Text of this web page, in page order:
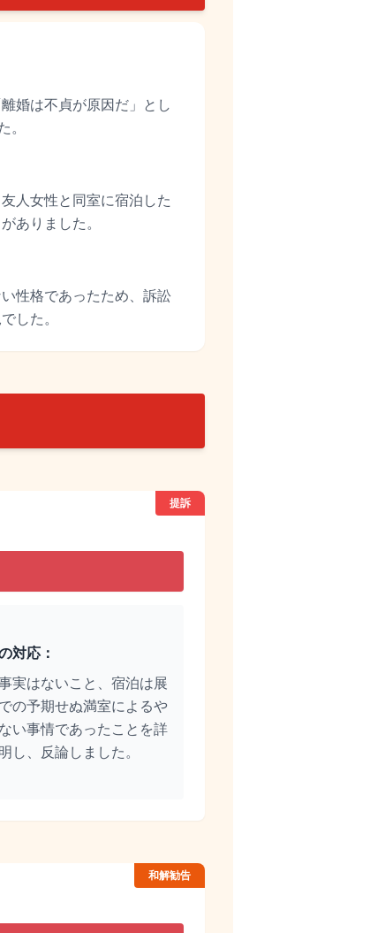
婚は不貞が原因だ」とし
人女性と同室に宿泊した
ありました。
性格であったため、訴訟
した。
提訴
対応：
実はないこと、宿泊は展
の予期せぬ満室によるや
い事情であったことを詳
し、反論しました。
和解勧告